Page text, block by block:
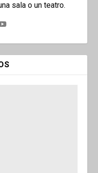
sala o un teatro.